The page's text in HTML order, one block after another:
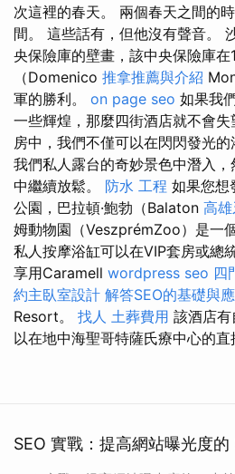
次這裡的春天。 兩個春天之間的
間。 這些話有，但他沒有聲音。
央保險庫的壁畫，該中央保險庫
（Domenico 推拿推薦與介紹
軍的勝利。 on page seo 如果我
一些輝煌，那麼四街酒店就不會失
房中，我們不僅可以在閃閃發光
我們私人露台的奇妙景色中潛入
中繼續放鬆。 防水 工程 如果您想
公園，巴拉頓·鮑勃（Balaton 高
姆動物園（VeszprémZoo）是一
私人按摩浴缸可以在VIP套房或總
享用Caramell wordpress seo 四
約主臥室設計 解答SEO的基礎與
Resort。 找人 土葬費用 該酒店
以在地中海聖哥特薩氏療中心的
SEO 實戰：提高網站曝光度